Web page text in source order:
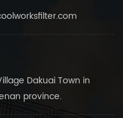
Dakuai Town in
province.